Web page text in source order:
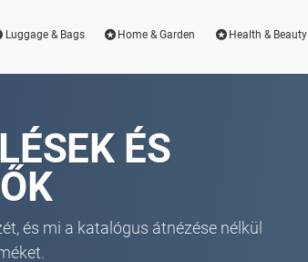
Luggage & Bags Home & Garden Health & Beauty
ÉS
és mi a katalógus átnézése nélkül